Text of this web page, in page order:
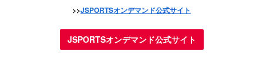
>>JSPORTSオンデマンド公式サイト
JSPORTSオンデマンド公式サイト